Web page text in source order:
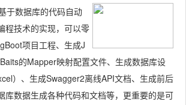
于数据库的代码自动
程技术的实现，可以零
项目工程、生成J
的Mapper映射配置文件、生成数据库设
）、生成Swagger2离线API文档、生成前后
库数据生成各种代码和文档等，更重要的是可